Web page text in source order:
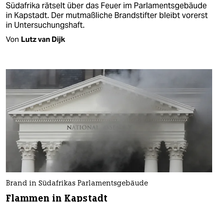
Südafrika rätselt über das Feuer im Parlamentsgebäude
in Kapstadt. Der mutmaßliche Brandstifter bleibt vorerst
in Untersuchungshaft.
Von Lutz van Dijk
Brand in Südafrikas Parlamentsgebäude
Flammen in Kapstadt